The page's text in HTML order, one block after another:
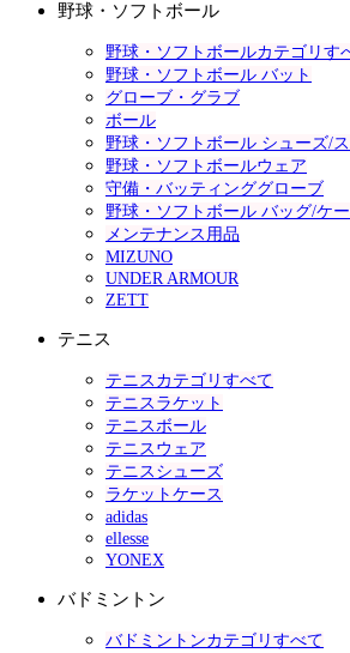
野球・ソフトボール
野球・ソフトボールカテゴリす
野球・ソフトボール バット
グローブ・グラブ
ボール
野球・ソフトボール シューズ/
野球・ソフトボールウェア
守備・バッティンググローブ
野球・ソフトボール バッグ/ケ
メンテナンス用品
MIZUNO
UNDER ARMOUR
ZETT
テニス
テニスカテゴリすべて
テニスラケット
テニスボール
テニスウェア
テニスシューズ
ラケットケース
adidas
ellesse
YONEX
バドミントン
バドミントンカテゴリすべて